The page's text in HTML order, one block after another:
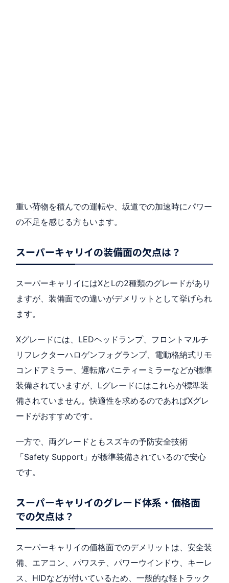
重い荷物を積んでの運転や、坂道での加速時にパワー
の不足を感じる方もいます。
スーパーキャリイの装備面の欠点は？
スーパーキャリイにはXとLの2種類のグレードがあり
ますが、装備面での違いがデメリットとして挙げられ
ます。
Xグレードには、LEDヘッドランプ、フロントマルチ
リフレクターハロゲンフォグランプ、電動格納式リモ
コンドアミラー、運転席バニティーミラーなどが標準
装備されていますが、Lグレードにはこれらが標準装
備されていません。快適性を求めるのであればXグレ
ードがおすすめです。
一方で、両グレードともスズキの予防安全技術
「Safety Support」が標準装備されているので安心
です。
スーパーキャリイのグレード体系・価格面
での欠点は？
スーパーキャリイの価格面でのデメリットは、安全装
備、エアコン、パワステ、パワーウインドウ、キーレ
ス、HIDなどが付いているため、一般的な軽トラック